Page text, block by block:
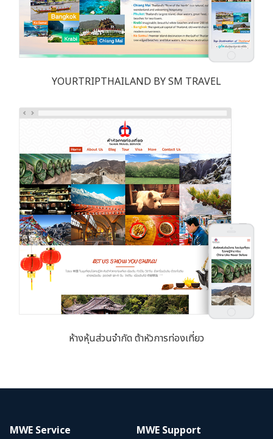
YOURTRIPTHAILAND BY SM TRAVEL
ห้างหุ้นส่วนจำกัด ต้าหัวการท่องเที่ยว
MWE Service MWE Support